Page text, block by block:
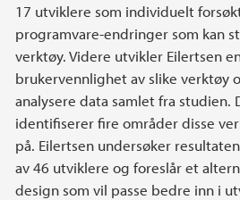
17 utviklere som individuelt
programvare-endringer som kan
verktøy. Videre utvikler Eilertsen
brukervennlighet av slike verktøy
analysere data samlet fra studien.
identifiserer fire områder disse
på. Eilertsen undersøker
av 46 utviklere og foreslår et
design som vil passe bedre inn i